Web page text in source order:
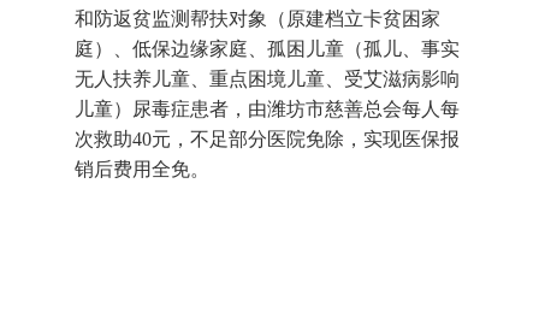
和防返贫监测帮扶对象（原建档立卡贫困家
庭）、低保边缘家庭、孤困儿童（孤儿、事实
无人扶养儿童、重点困境儿童、受艾滋病影响
儿童）尿毒症患者，由潍坊市慈善总会每人每
次救助40元，不足部分医院免除，实现医保报
销后费用全免。